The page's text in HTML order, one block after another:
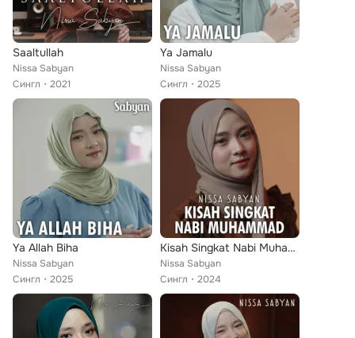
Saaltullah
Nissa Sabyan
Сингл
2021
Ya Jamalu
Nissa Sabyan
Сингл
2025
Ya Allah Biha
Nissa Sabyan
Сингл
2025
Kisah Singkat Nabi Muhammad
Nissa Sabyan
Сингл
2024